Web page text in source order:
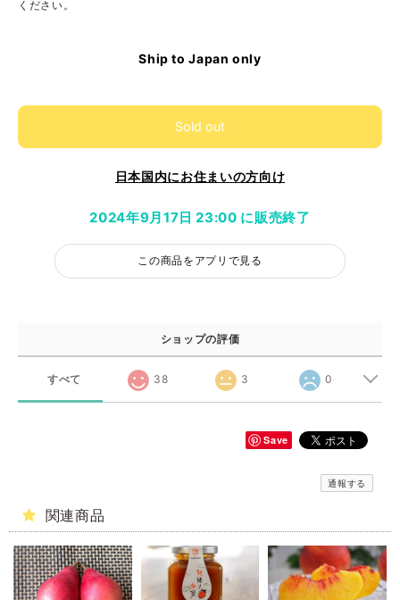
ください。
Ship to Japan only
Sold out
日本国内にお住まいの方向け
2024年9月17日 23:00 に販売終了
この商品をアプリで見る
ショップの評価
すべて 38 3 0
Save
通報する
関連商品